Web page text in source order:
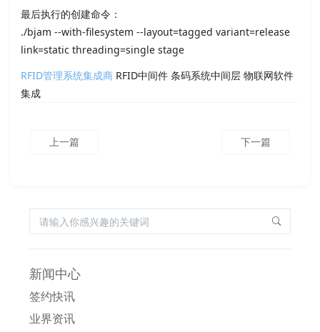
最后执行的创建命令：
./bjam --with-filesystem --layout=tagged variant=release
link=static threading=single stage
RFID管理系统集成商 RFID中间件 条码系统中间层 物联网软件
集成
上一篇 下一篇
新闻中心
签约快讯
业界资讯